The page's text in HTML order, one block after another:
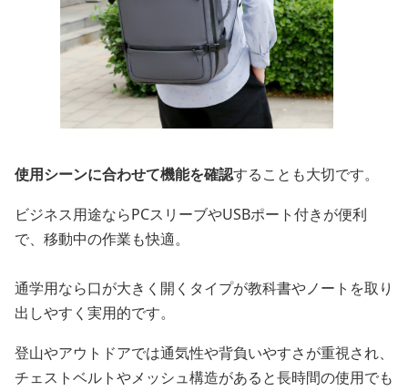
使用シーンに合わせて機能を確認することも大切です。
ビジネス用途ならPCスリーブやUSBポート付きが便利
で、移動中の作業も快適。
通学用なら口が大きく開くタイプが教科書やノートを取り
出しやすく実用的です。
登山やアウトドアでは通気性や背負いやすさが重視され、
チェストベルトやメッシュ構造があると長時間の使用でも